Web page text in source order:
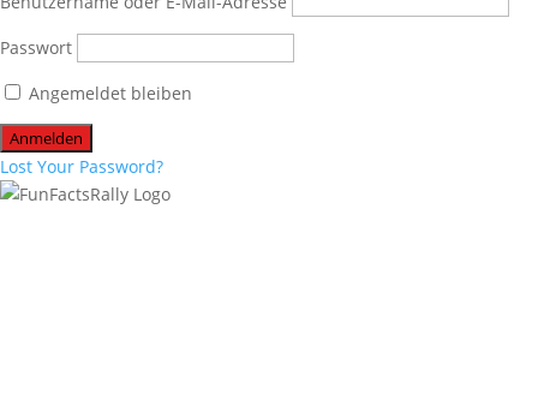
Passwort
Angemeldet bleiben
Lost Your Password?